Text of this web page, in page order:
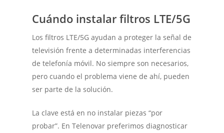
Cuándo instalar filtros LTE/5G
Los filtros LTE/5G ayudan a proteger la señal de
televisión frente a determinadas interferencias
de telefonía móvil. No siempre son necesarios,
pero cuando el problema viene de ahí, pueden
ser parte de la solución.
La clave está en no instalar piezas “por
probar”. En Telenovar preferimos diagnosticar